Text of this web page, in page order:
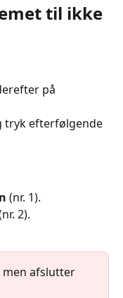
til ikke
på
tryk efterfølgende
(nr. 1).
2).
men afslutter